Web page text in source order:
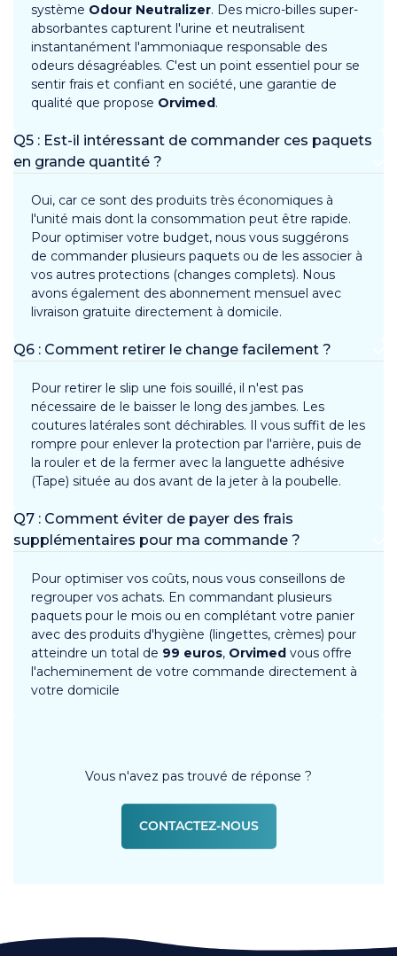
système Odour Neutralizer. Des micro-billes super-
absorbantes capturent l'urine et neutralisent
instantanément l'ammoniaque responsable des
odeurs désagréables. C'est un point essentiel pour se
sentir frais et confiant en société, une garantie de
qualité que propose Orvimed.
Q5 : Est-il intéressant de commander ces paquets
en grande quantité ?
Oui, car ce sont des produits très économiques à
l'unité mais dont la consommation peut être rapide.
Pour optimiser votre budget, nous vous suggérons
de commander plusieurs paquets ou de les associer à
vos autres protections (changes complets). Nous
avons également des abonnement mensuel avec
livraison gratuite directement à domicile.
Q6 : Comment retirer le change facilement ?
Pour retirer le slip une fois souillé, il n'est pas
nécessaire de le baisser le long des jambes. Les
coutures latérales sont déchirables. Il vous suffit de les
rompre pour enlever la protection par l'arrière, puis de
la rouler et de la fermer avec la languette adhésive
(Tape) située au dos avant de la jeter à la poubelle.
Q7 : Comment éviter de payer des frais
supplémentaires pour ma commande ?
Pour optimiser vos coûts, nous vous conseillons de
regrouper vos achats. En commandant plusieurs
paquets pour le mois ou en complétant votre panier
avec des produits d'hygiène (lingettes, crèmes) pour
atteindre un total de 99 euros, Orvimed vous offre
l'acheminement de votre commande directement à
votre domicile
Vous n'avez pas trouvé de réponse ?
CONTACTEZ-NOUS